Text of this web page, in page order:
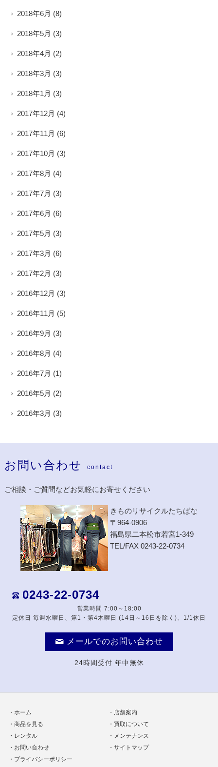
2018年6月 (8)
2018年5月 (3)
2018年4月 (2)
2018年3月 (3)
2018年1月 (3)
2017年12月 (4)
2017年11月 (6)
2017年10月 (3)
2017年8月 (4)
2017年7月 (3)
2017年6月 (6)
2017年5月 (3)
2017年3月 (6)
2017年2月 (3)
2016年12月 (3)
2016年11月 (5)
2016年9月 (3)
2016年8月 (4)
2016年7月 (1)
2016年5月 (2)
2016年3月 (3)
お問い合わせ contact
ご相談・ご質問などお気軽にお寄せください
きものリサイクルたちばな
〒964-0906
福島県二本松市若宮1-349
TEL/FAX 0243-22-0734
0243-22-0734
営業時間 7:00～18:00
定休日 毎週水曜日、第1・第4木曜日 (14日～16日を除く)、1/1休日
メールでのお問い合わせ
24時間受付 年中無休
ホーム
店舗案内
商品を見る
買取について
レンタル
メンテナンス
お問い合わせ
サイトマップ
プライバシーポリシー